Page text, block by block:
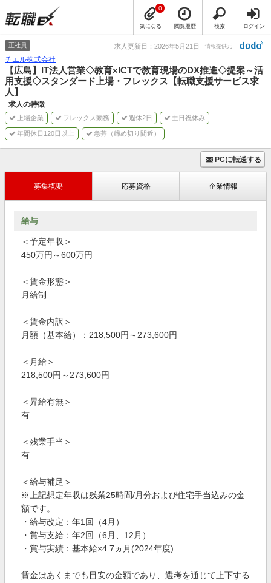
気になる
0
閲覧履歴 検索 ログイン
正社員 求人更新日：2026年5月21日 情報提供元
チエル株式会社
【広島】IT法人営業◇教育×ICTで教育現場のDX推進◇提案～活
用支援◇スタンダード上場・フレックス【転職支援サービス求
人】
求人の特徴
上場企業 フレックス勤務 週休2日 土日祝休み
年間休日120日以上 急募（締め切り間近）
PCに転送する
募集概要 応募資格 企業情報
給与
＜予定年収＞
450万円～600万円
＜賃金形態＞
月給制
＜賃金内訳＞
月額（基本給）：218,500円～273,600円
＜月給＞
218,500円～273,600円
＜昇給有無＞
有
＜残業手当＞
有
＜給与補足＞
※上記想定年収は残業25時間/月分および住宅手当込みの金
額です。
・給与改定：年1回（4月）
・賞与支給：年2回（6月、12月）
・賞与実績：基本給×4.7ヵ月(2024年度)
賃金はあくまでも目安の金額であり、選考を通じて上下する